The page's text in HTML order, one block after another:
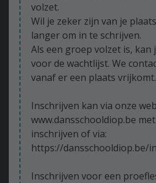
volzet.
Wil je zeker zijn van je
langer om in te schrijven.
Als een groep volzet is, kan
voor de wachtlijst. We
vanaf er een plaats vrijkomt.
Inschrijven kan via onze
www.dansschooldiop.be
inschrijven of via:
https://dansschooldiop.be/
Inschrijven voor een